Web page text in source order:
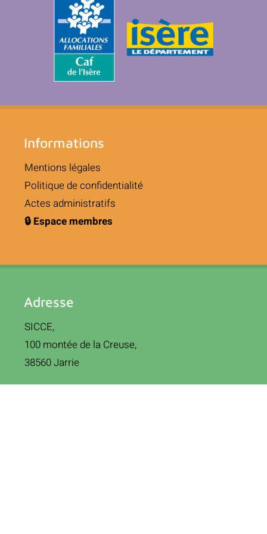
Informations
Mentions légales
Politique de confidentialité
Actes administratifs
🔒 Espace membres
Adresse
SICCE,
100 montée de la Creuse,
38560 Jarrie